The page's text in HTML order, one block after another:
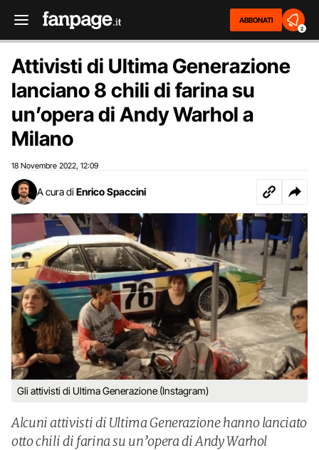
ABBONATI
2
Attivisti di Ultima Generazione
lanciano 8 chili di farina su
un’opera di Andy Warhol a
Milano
18 Novembre 2022 12:09
A cura di Enrico Spaccini
Gli attivisti di Ultima Generazione (Instagram)
Alcuni attivisti di Ultima Generazione hanno lanciato
otto chili di farina su un’opera di Andy Warhol